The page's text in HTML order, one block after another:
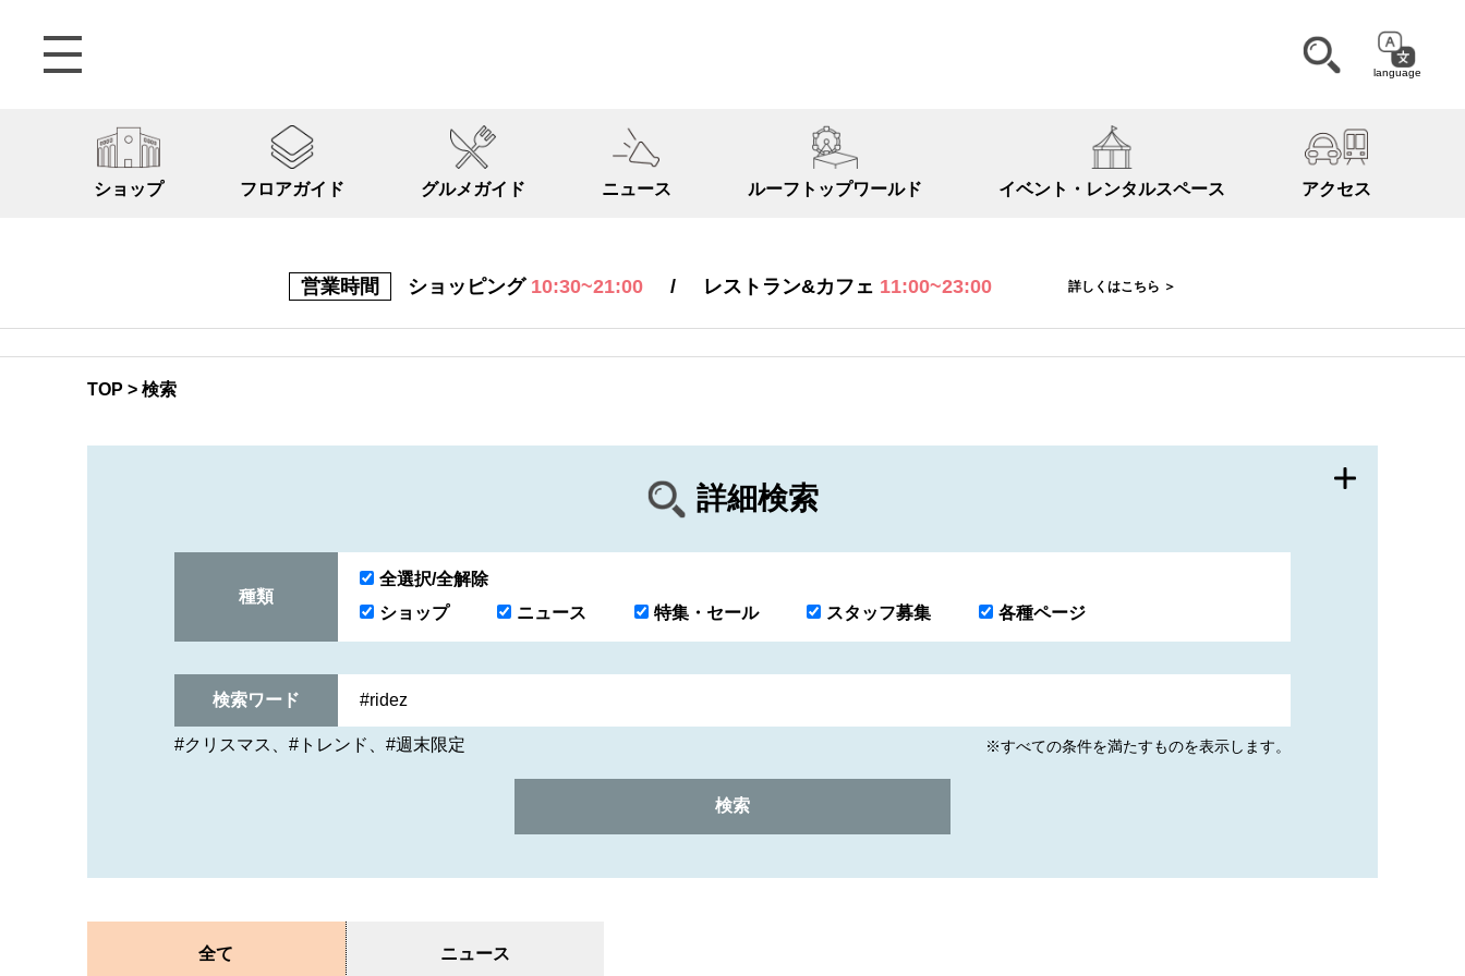
language
ショップ フロアガイド グルメガイド ニュース ルーフトップワールド イベント・ レンタルスペース アクセス
営業時間 ショッピング 10:30~21:00 / レストラン&カフェ 11:00~23:00 詳しくはこちら ＞
TOP > 検索
詳細検索
種類
全選択/全解除
ショップ
ニュース 特集・セール スタッフ募集 各種ページ
検索ワード
#クリスマス #トレンド #週末限定 ※すべての条件を満たすものを表示します。
全て ニュース